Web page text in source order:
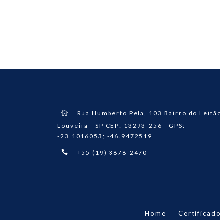
Rua Humberto Pela, 103 Bairro do
Louveira - SP CEP: 13293-256 | GPS:
-23.1016053; -46.9472519
+55 (19) 3878-2470
Home